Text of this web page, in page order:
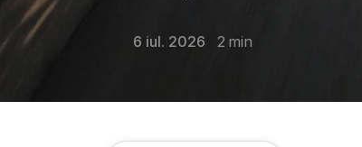
6 iul. 2026 2 min